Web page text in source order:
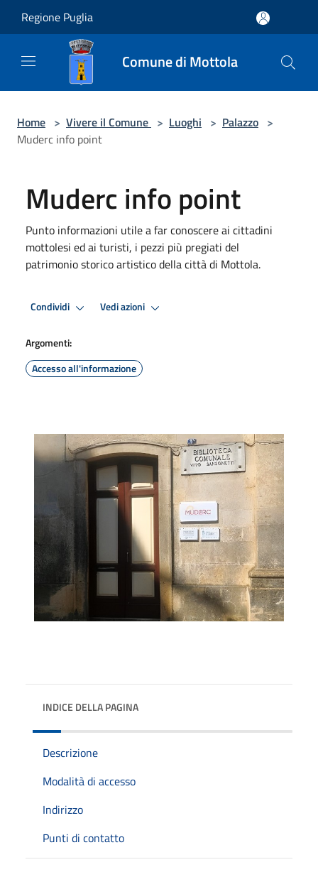
Regione Puglia
Comune di Mottola
Home > Vivere il Comune > Luoghi > Palazzo >
Muderc info point
Muderc info point
Punto informazioni utile a far conoscere ai cittadini
mottolesi ed ai turisti, i pezzi più pregiati del
patrimonio storico artistico della città di Mottola.
Condividi Vedi azioni
Argomenti:
Accesso all'informazione
INDICE DELLA PAGINA
Descrizione
Modalità di accesso
Indirizzo
Punti di contatto